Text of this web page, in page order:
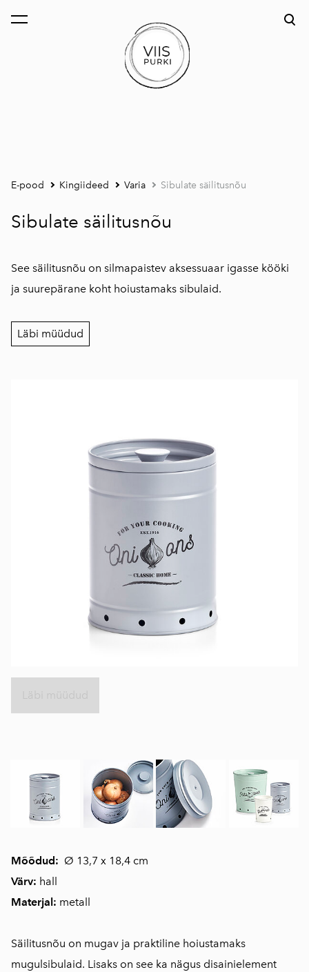
lisati ostukorvi. Vaata ostukorvi
E-pood Kingiideed Varia Sibulate säilitusnõu
Mõõdud: Ø 13,7 x 18,4 cm
Värv: hall
Materjal: metall
Säilitusnõu on mugav ja praktiline hoiustamaks
mugulsibulaid. Lisaks on see ka nägus disainielement
Sibulate säilitusnõu
See säilitusnõu on silmapaistev aksessuaar igasse kööki
ja suurepärane koht hoiustamaks sibulaid.
Läbi müüdud